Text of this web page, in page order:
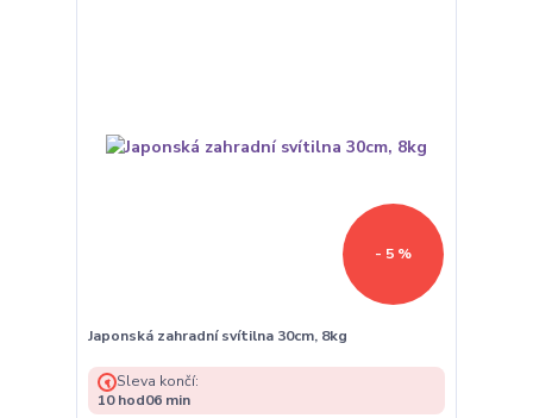
- 5 %
Japonská zahradní svítilna 30cm, 8kg
Sleva končí:
10hod06 min